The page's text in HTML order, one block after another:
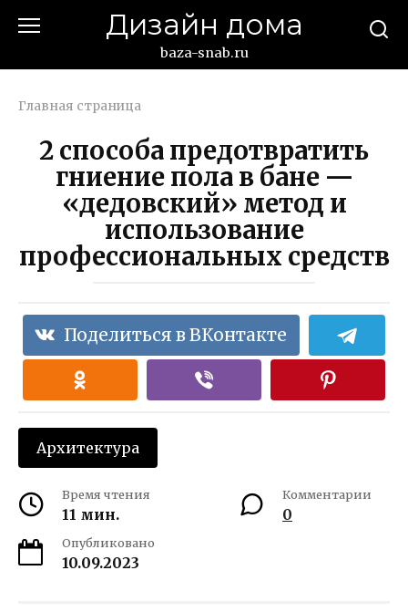
Дизайн дома
baza-snab.ru
Главная страница
2 способа предотвратить
гниение пола в бане —
«дедовский» метод и
использование
профессиональных средств
Поделиться в ВКонтакте
Архитектура
Время чтения
11 мин.
Комментарии
0
Опубликовано
10.09.2023